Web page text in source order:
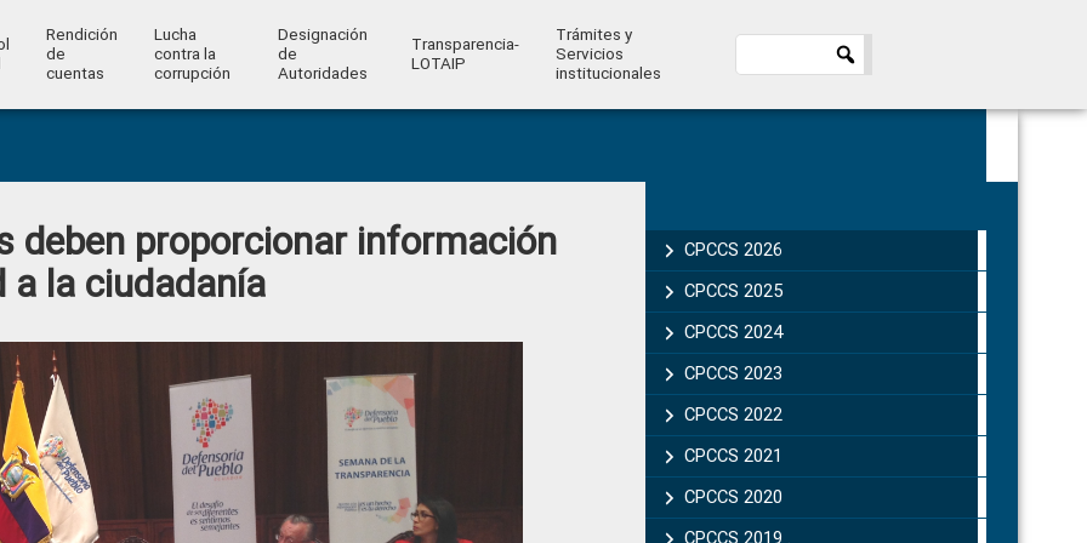
Rendición
de
cuentas
Lucha
contra la
corrupción
Designación
de
Autoridades
Transparencia-
LOTAIP
Trámites y
Servicios
institucionales
deben proporcionar información
a la ciudadanía
Sidebar
CPCCS 2026
CPCCS 2025
CPCCS 2024
CPCCS 2023
CPCCS 2022
CPCCS 2021
CPCCS 2020
CPCCS 2019 .